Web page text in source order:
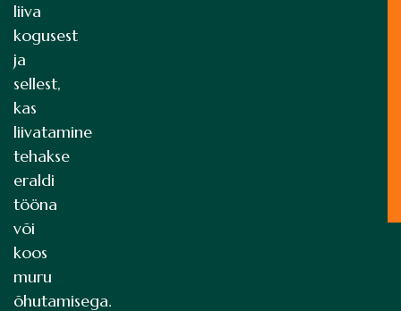
liiva
kogusest
ja
sellest,
kas
liivatamine
tehakse
eraldi
tööna
või
koos
muru
õhutamisega.